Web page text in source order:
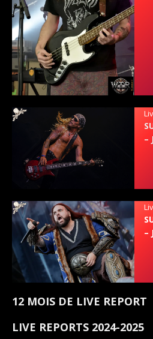
–
–
12 MOIS DE LIVE REPORT
LIVE REPORTS 2024-2025